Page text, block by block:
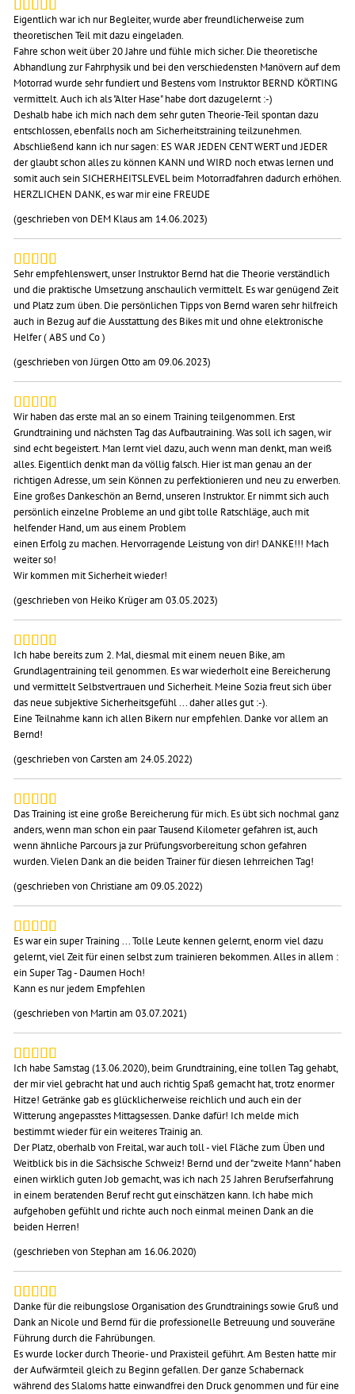
Eigentlich war ich nur Begleiter, wurde aber freundlicherweise zum
theoretischen Teil mit dazu eingeladen.
Fahre schon weit über 20 Jahre und fühle mich sicher. Die theoretische
Abhandlung zur Fahrphysik und bei den verschiedensten Manövern auf dem
Motorrad wurde sehr fundiert und Bestens vom Instruktor BERND KÖRTING
vermittelt. Auch ich als "Alter Hase" habe dort dazugelernt :-)
Deshalb habe ich mich nach dem sehr guten Theorie-Teil spontan dazu
entschlossen, ebenfalls noch am Sicherheitstraining teilzunehmen.
Abschließend kann ich nur sagen: ES WAR JEDEN CENT WERT und JEDER
der glaubt schon alles zu können KANN und WIRD noch etwas lernen und
somit auch sein SICHERHEITSLEVEL beim Motorradfahren dadurch erhöhen.
HERZLICHEN DANK, es war mir eine FREUDE
(geschrieben von DEM Klaus am 14.06.2023)
Sehr empfehlenswert, unser Instruktor Bernd hat die Theorie verständlich
und die praktische Umsetzung anschaulich vermittelt. Es war genügend Zeit
und Platz zum üben. Die persönlichen Tipps von Bernd waren sehr hilfreich
auch in Bezug auf die Ausstattung des Bikes mit und ohne elektronische
Helfer ( ABS und Co )
(geschrieben von Jürgen Otto am 09.06.2023)
Wir haben das erste mal an so einem Training teilgenommen. Erst
Grundtraining und nächsten Tag das Aufbautraining. Was soll ich sagen, wir
sind echt begeistert. Man lernt viel dazu, auch wenn man denkt, man weiß
alles. Eigentlich denkt man da völlig falsch. Hier ist man genau an der
richtigen Adresse, um sein Können zu perfektionieren und neu zu erwerben.
Eine großes Dankeschön an Bernd, unseren Instruktor. Er nimmt sich auch
persönlich einzelne Probleme an und gibt tolle Ratschläge, auch mit
helfender Hand, um aus einem Problem
einen Erfolg zu machen. Hervorragende Leistung von dir! DANKE!!! Mach
weiter so!
Wir kommen mit Sicherheit wieder!
(geschrieben von Heiko Krüger am 03.05.2023)
Ich habe bereits zum 2. Mal, diesmal mit einem neuen Bike, am
Grundlagentraining teil genommen. Es war wiederholt eine Bereicherung
und vermittelt Selbstvertrauen und Sicherheit. Meine Sozia freut sich über
das neue subjektive Sicherheitsgefühl ... daher alles gut :-).
Eine Teilnahme kann ich allen Bikern nur empfehlen. Danke vor allem an
Bernd!
(geschrieben von Carsten am 24.05.2022)
Das Training ist eine große Bereicherung für mich. Es übt sich nochmal ganz
anders, wenn man schon ein paar Tausend Kilometer gefahren ist, auch
wenn ähnliche Parcours ja zur Prüfungsvorbereitung schon gefahren
wurden. Vielen Dank an die beiden Trainer für diesen lehrreichen Tag!
(geschrieben von Christiane am 09.05.2022)
Es war ein super Training ... Tolle Leute kennen gelernt, enorm viel dazu
gelernt, viel Zeit für einen selbst zum trainieren bekommen. Alles in allem :
ein Super Tag - Daumen Hoch!
Kann es nur jedem Empfehlen
(geschrieben von Martin am 03.07.2021)
Ich habe Samstag (13.06.2020), beim Grundtraining, eine tollen Tag gehabt,
der mir viel gebracht hat und auch richtig Spaß gemacht hat, trotz enormer
Hitze! Getränke gab es glücklicherweise reichlich und auch ein der
Witterung angepasstes Mittagsessen. Danke dafür! Ich melde mich
bestimmt wieder für ein weiteres Trainig an.
Der Platz, oberhalb von Freital, war auch toll - viel Fläche zum Üben und
Weitblick bis in die Sächsische Schweiz! Bernd und der "zweite Mann" haben
einen wirklich guten Job gemacht, was ich nach 25 Jahren Berufserfahrung
in einem beratenden Beruf recht gut einschätzen kann. Ich habe mich
aufgehoben gefühlt und richte auch noch einmal meinen Dank an die
beiden Herren!
(geschrieben von Stephan am 16.06.2020)
Danke für die reibungslose Organisation des Grundtrainings sowie Gruß und
Dank an Nicole und Bernd für die professionelle Betreuung und souveräne
Führung durch die Fahrübungen.
Es wurde locker durch Theorie- und Praxisteil geführt. Am Besten hatte mir
der Aufwärmteil gleich zu Beginn gefallen. Der ganze Schabernack
während des Slaloms hatte einwandfrei den Druck genommen und für eine